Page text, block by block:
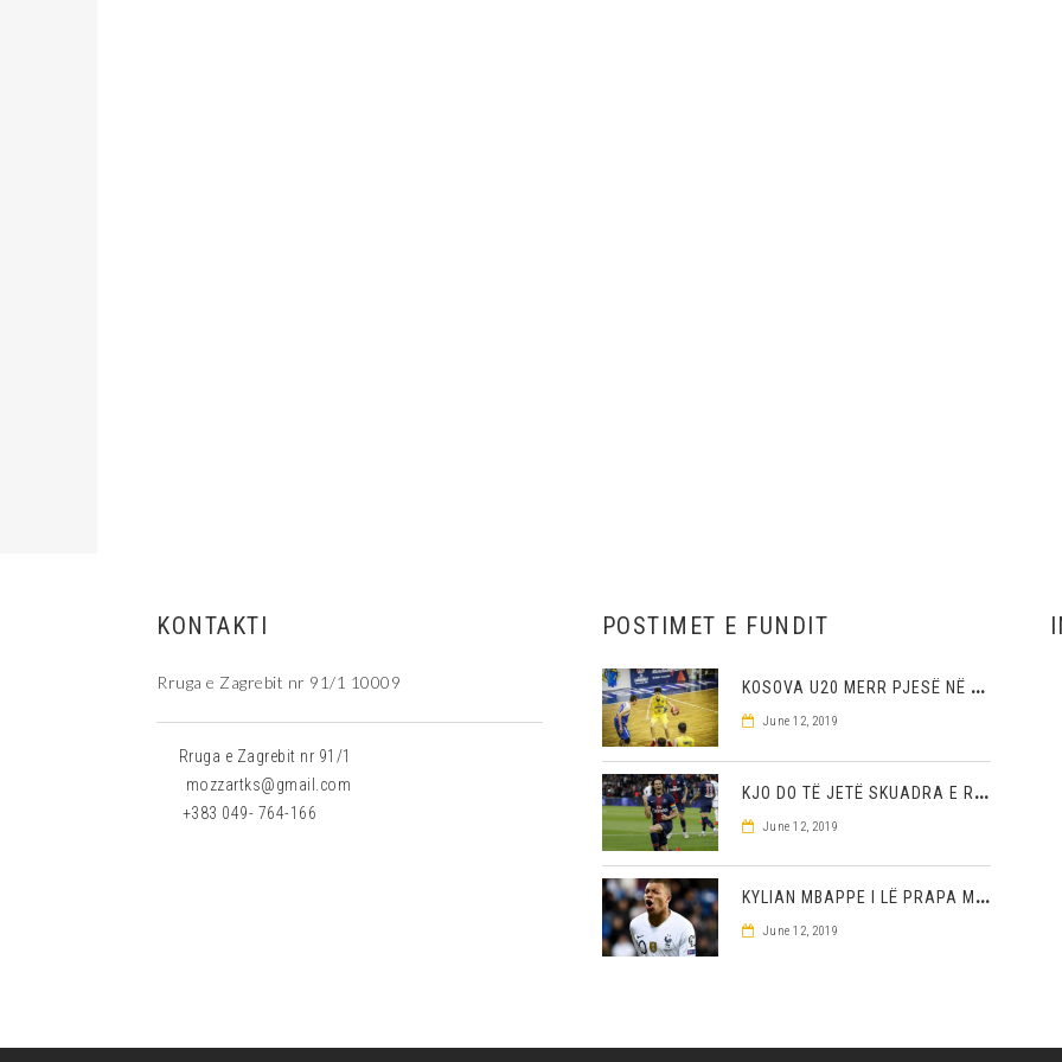
KONTAKTI
Rruga e Zagrebit nr 91/1 10009
Rruga e Zagrebit nr 91/1
mozzartks@gmail.com
+383 049- 764-166
POSTIMET E FUNDIT
K
OSOVA U20 MERR PJESË NË NJË TURNE NË MAQEDONINË VERIORE
June 12, 2019
K
JO DO TË JETË SKUADRA E RE E CAVANIT
June 12, 2019
K
YLIAN MBAPPE I LË PRAPA MESSIN DHE RONALDON ME REKORDIN E TIJ TË FUNDIT
June 12, 2019